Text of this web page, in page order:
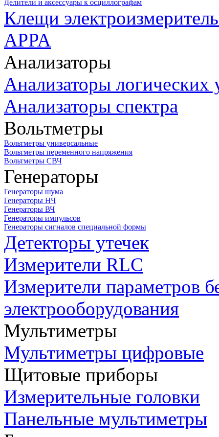
Делители и аксессуары к осциллографам
Клещи
APPA
Анализаторы
Анализаторы логических
Анализаторы спектра
Вольтметры
Вольтметры универсальные
Вольтметры переменного напряжения
Вольтметры СВЧ
Генераторы
Генераторы шума
Генераторы НЧ
Генераторы ВЧ
Генераторы импульсов
Генераторы сигналов специальной формы
Детекторы утечек
Измерители RLC
Измерители параметров
электрооборудования
Мультиметры
Мультиметры цифровые
Щитовые приборы
Измерительные головки
Панельные мультиметры